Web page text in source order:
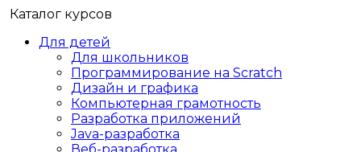
Каталог курсов
Для детей
Для школьников
Программирование на Scratch
Дизайн и графика
Компьютерная грамотность
Разработка приложений
Java-разработка